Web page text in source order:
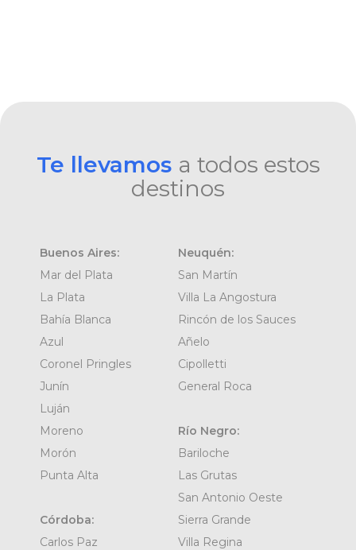
Te llevamos a todos estos
destinos
Buenos Aires:
Mar del Plata
La Plata
Bahía Blanca
Azul
Coronel Pringles
Junín
Luján
Moreno
Morón
Punta Alta
Córdoba:
Carlos Paz
Neuquén:
San Martín
Villa La Angostura
Rincón de los Sauces
Añelo
Cipolletti
General Roca
Río Negro:
Bariloche
Las Grutas
San Antonio Oeste
Sierra Grande
Villa Regina